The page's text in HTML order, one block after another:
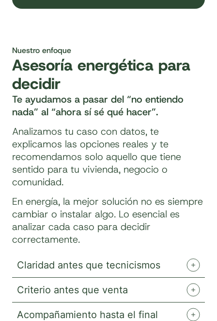
Nuestro enfoque
Asesoría energética para
decidir
Te ayudamos a pasar del “no entiendo
nada” al “ahora sí sé qué hacer”.
Analizamos tu caso con datos, te
explicamos las opciones reales y te
recomendamos solo aquello que tiene
sentido para tu vivienda, negocio o
comunidad.
En energía, la mejor solución no es siempre
cambiar o instalar algo. Lo esencial es
analizar cada caso para decidir
correctamente.
Claridad antes que tecnicismos
Criterio antes que venta
Acompañamiento hasta el final